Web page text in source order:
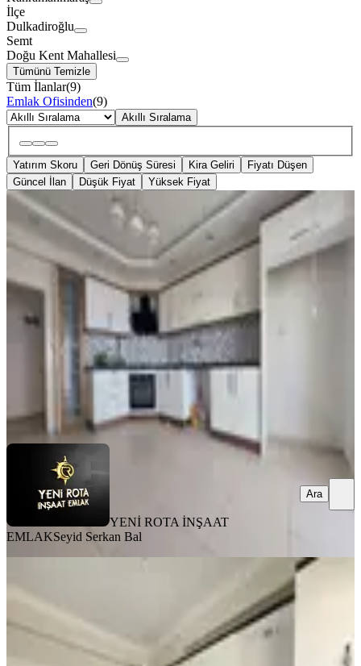
İlçe
Dulkadiroğlu
Semt
Doğu Kent Mahallesi
Tümünü Temizle
Tüm İlanlar(9)
Emlak Ofisinden(9)
Akıllı Sıralama
Yatırım Skoru Geri Dönüş Süresi Kira Geliri
Fiyatı Düşen
Güncel İlan
Düşük Fiyat Yüksek Fiyat
MANZARALI
Yeni Rota'dan - Doğukent -
Güneşevler Civarı Satılık 4+1 Daire
Dulkadiroğlu, Doğu Kent Mahallesi
4+1·195 m²·7. Kat
5.250.000 ₺
YENİ ROTA İNŞAAT EMLAK Seyid Serkan Bal
Ara
YENİ ROTA İNŞAAT
EMLAKSeyid Serkan Bal
Ara
Yeni Rota Emlaktan Cazip Fiyata
Dulkadiroğlu, Doğu Kent Mahallesi
3+1
·5. Kat